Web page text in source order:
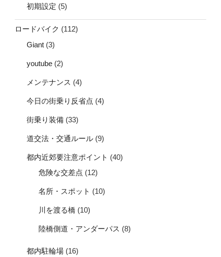
初期設定 (5)
ロードバイク (112)
Giant (3)
youtube (2)
メンテナンス (4)
今日の街乗り反省点 (4)
街乗り装備 (33)
道交法・交通ルール (9)
都内近郊要注意ポイント (40)
危険な交差点 (12)
名所・スポット (10)
川を渡る橋 (10)
陸橋側道・アンダーパス (8)
都内駐輪場 (16)